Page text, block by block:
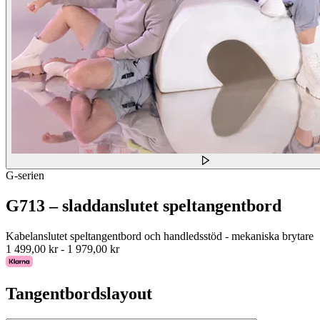
G-serien
G713 – sladdanslutet speltangentbord
Kabelanslutet speltangentbord och handledsstöd - mekaniska brytare
1 499,00 kr- 1 979,00 kr
Tangentbordslayout